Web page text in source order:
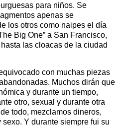
para niños. Se
apenas se
los otros como naipes el día
Big One” a San Francisco,
las cloacas de la ciudad
con muchas piezas
Muchos dirán que
y durante un tiempo,
otro, sexual y durante otra
todo, mezclamos dineros,
Y durante siempre fui su